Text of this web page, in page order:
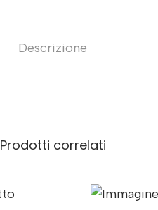
Descrizione
Prodotti correlati